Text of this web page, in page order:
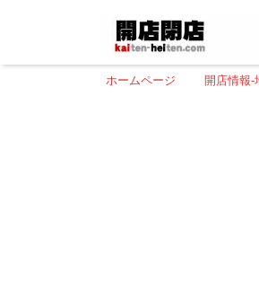
ホームページ 開店情報-